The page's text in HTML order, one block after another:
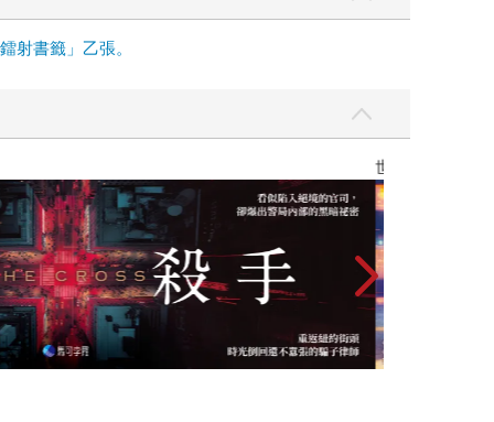
射書籤」乙張。
世界上最透明